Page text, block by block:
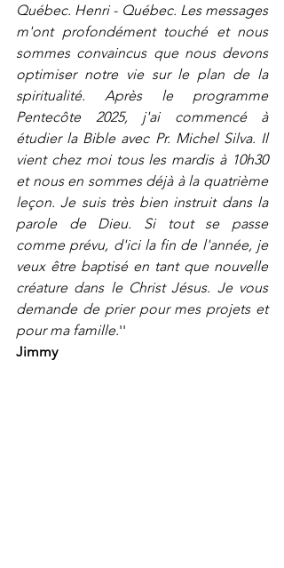
Québec. Henri - Québec. Les messages
m'ont profondément touché et nous
sommes convaincus que nous devons
optimiser notre vie sur le plan de la
spiritualité. Après le programme
Pentecôte 2025, j'ai commencé à
étudier la Bible avec Pr. Michel Silva. Il
vient chez moi tous les mardis à 10h30
et nous en sommes déjà à la quatrième
leçon. Je suis très bien instruit dans la
parole de Dieu. Si tout se passe
comme prévu, d'ici la fin de l'année, je
veux être baptisé en tant que nouvelle
créature dans le Christ Jésus. Je vous
demande de prier pour mes projets et
pour ma famille.''
Jimmy